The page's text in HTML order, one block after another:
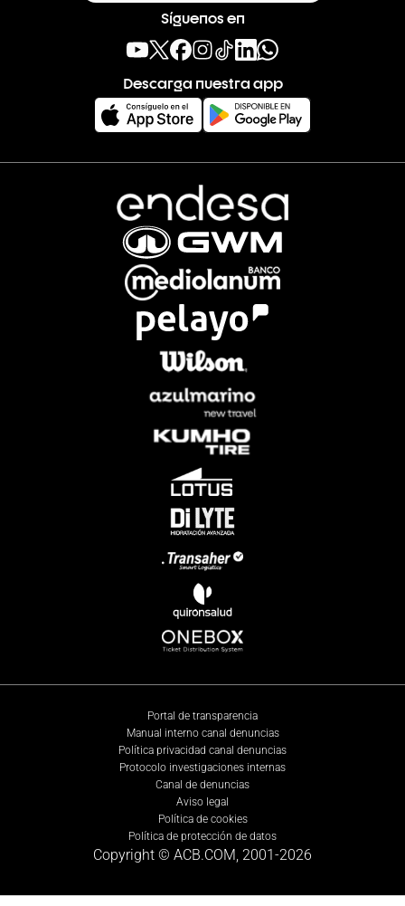
Síguenos en
Descarga nuestra app
Portal de transparencia
Manual interno canal denuncias
Política privacidad canal denuncias
Protocolo investigaciones internas
Canal de denuncias
Aviso legal
Política de cookies
Política de protección de datos
Copyright © ACB.COM, 2001-2026